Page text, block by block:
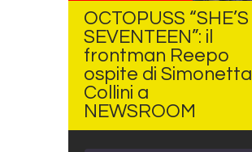
OCTOPUSS “SHE’S
SEVENTEEN”: il
frontman Reepo
ospite di Simonetta
Collini a
NEWSROOM